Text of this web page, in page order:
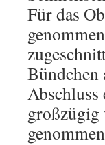
Für das
Bündchen
Abschluss
großzügig